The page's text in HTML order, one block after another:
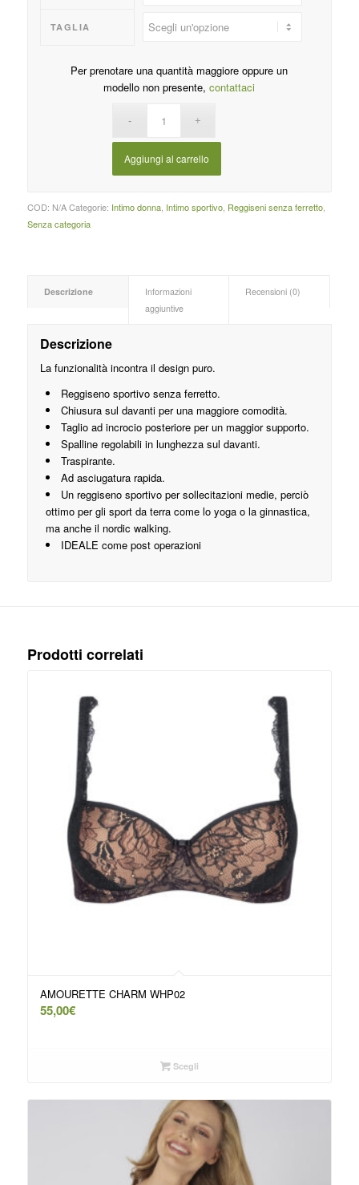
TAGLIA
Per prenotare una quantità maggiore oppure un
modello non presente,contattaci
Aggiungi al carrello
COD: N/A Categorie: Intimo donna, Intimo sportivo, Reggiseni senza ferretto,
Senza categoria
Descrizione
Informazioni
aggiuntive
Recensioni (0)
Descrizione
La funzionalità incontra il design puro.
Reggiseno sportivo senza ferretto.
Chiusura sul davanti per una maggiore comodità.
Taglio ad incrocio posteriore per un maggior supporto.
Spalline regolabili in lunghezza sul davanti.
Traspirante.
Ad asciugatura rapida.
Un reggiseno sportivo per sollecitazioni medie, perciò
ottimo per gli sport da terra come lo yoga o la ginnastica,
ma anche il nordic walking.
IDEALE come post operazioni
Prodotti correlati
AMOURETTE CHARM WHP02
55,00€
Scegli